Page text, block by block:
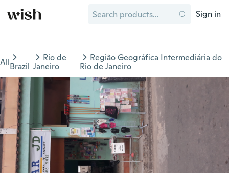
Sign in
AllBrazil
Rio de
Janeiro
Região Geográfica Intermediária do
Rio de Janeiro